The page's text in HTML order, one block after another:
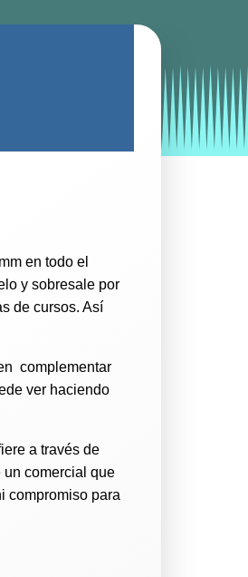
en todo el
y sobresale por
de cursos. Así
complementar
ver haciendo
a través de
un comercial que
compromiso para